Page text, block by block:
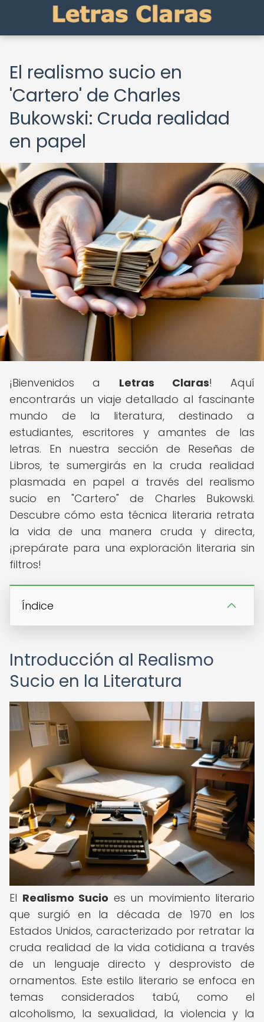
El realismo sucio en
'Cartero' de Charles
Bukowski: Cruda realidad
en papel
¡Bienvenidos a Letras Claras! Aquí
encontrarás un viaje detallado al fascinante
mundo de la literatura, destinado a
estudiantes, escritores y amantes de las
letras. En nuestra sección de Reseñas de
Libros, te sumergirás en la cruda realidad
plasmada en papel a través del realismo
sucio en "Cartero" de Charles Bukowski.
Descubre cómo esta técnica literaria retrata
la vida de una manera cruda y directa,
¡prepárate para una exploración literaria sin
filtros!
Índice
Introducción al Realismo
Sucio en la Literatura
El Realismo Sucio es un movimiento literario
que surgió en la década de 1970 en los
Estados Unidos, caracterizado por retratar la
cruda realidad de la vida cotidiana a través
de un lenguaje directo y desprovisto de
ornamentos. Este estilo literario se enfoca en
temas considerados tabú, como el
alcoholismo, la sexualidad, la violencia y la